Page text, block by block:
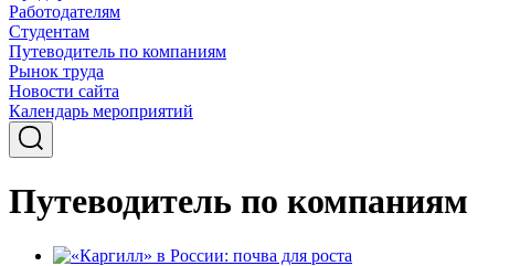
Работодателям
Студентам
Путеводитель по компаниям
Рынок труда
Новости сайта
Календарь мероприятий
Путеводитель по компаниям